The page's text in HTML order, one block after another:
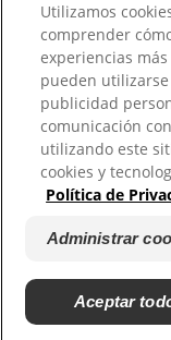
@2026
Utilizamos
comprender
experiencias
pueden
publicidad
comunicación
utilizando este
cookies y
Política de
Administrar
Aceptar